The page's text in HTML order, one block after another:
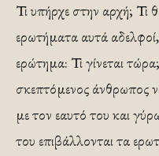
Τι υπήρχε στην αρχή; Τι
ερωτήματα αυτά
ερώτημα: Τι γίνεται
σκεπτόμενος άνθρωπος
με τον εαυτό του και
του επιβάλλονται τα